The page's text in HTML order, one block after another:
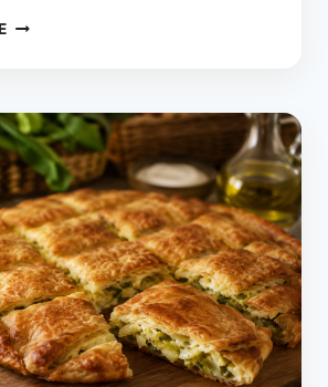
PARADAJZ
PRIRODE
KOJI
HRANI
TELO
I
ČUVA
ZDRAVLJE